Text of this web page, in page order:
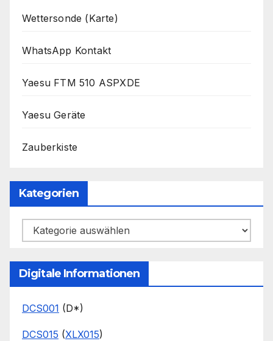
Wettersonde (Karte)
WhatsApp Kontakt
Yaesu FTM 510 ASPXDE
Yaesu Geräte
Zauberkiste
Kategorien
Kategorien
Digitale Informationen
DCS001 (D*)
DCS015 (XLX015)